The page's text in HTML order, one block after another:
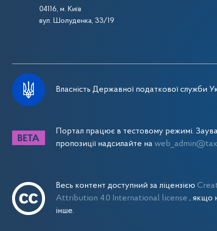
04116, м. Київ
вул. Шолуденка, 33/19
Власність Державної податкової служби
Портал працює в тестовому режимі.
пропозиції надсилайте на
Весь контент доступний за ліцензією
Attribution 4.0 International license , якщо
інше.